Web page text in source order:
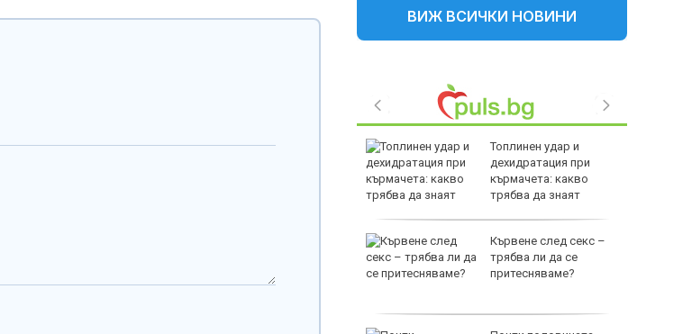
ВИЖ ВСИЧКИ НОВИНИ
Няма поражения върху
бъдат 30° - 35°
Топлинен удар и
дехидратация при
кърмачета: какво
трябва да знаят
Кървене след секс –
трябва ли да се
притесняваме?